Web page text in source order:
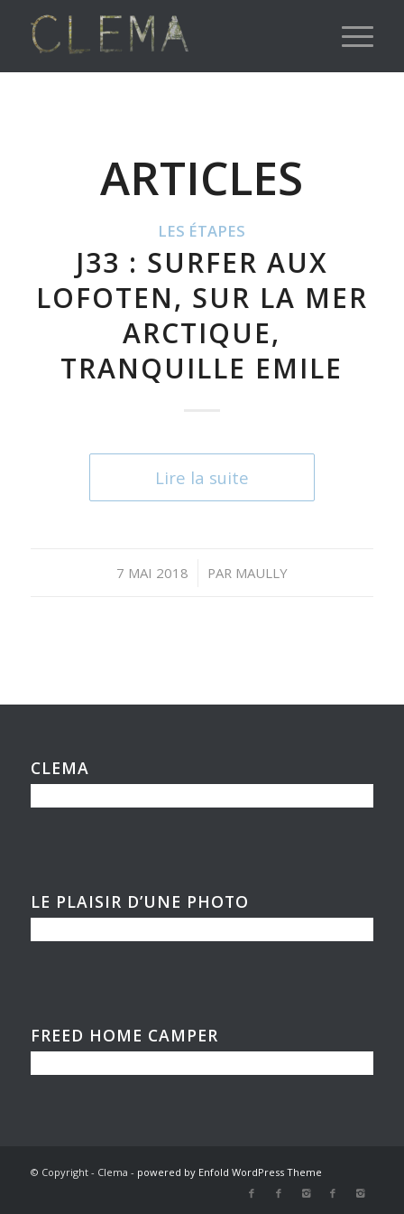
ARTICLES
LES ÉTAPES
J33 : SURFER AUX
LOFOTEN, SUR LA MER
ARCTIQUE,
TRANQUILLE EMILE
Lire la suite
7 MAI 2018
/ PAR MAULLY
CLEMA
LE PLAISIR D’UNE PHOTO
FREED HOME CAMPER
© Copyright - Clema - powered by Enfold WordPress Theme